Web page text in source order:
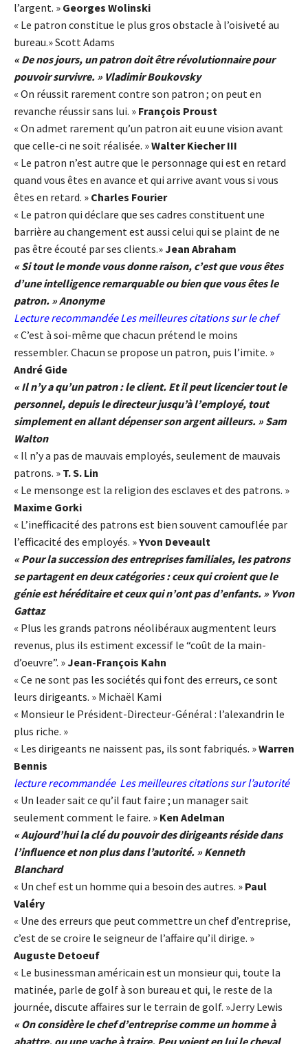
l’argent. » Georges Wolinski
« Le patron constitue le plus gros obstacle à l’oisiveté au
bureau.» Scott Adams
« De nos jours, un patron doit être révolutionnaire pour
pouvoir survivre. » Vladimir Boukovsky
« On réussit rarement contre son patron ; on peut en
revanche réussir sans lui. » François Proust
« On admet rarement qu’un patron ait eu une vision avant
que celle-ci ne soit réalisée. »Walter Kiecher III
« Le patron n’est autre que le personnage qui est en retard
quand vous êtes en avance et qui arrive avant vous si vous
êtes en retard. » Charles Fourier
« Le patron qui déclare que ses cadres constituent une
barrière au changement est aussi celui qui se plaint de ne
pas être écouté par ses clients.»Jean Abraham
« Si tout le monde vous donne raison, c’est que vous êtes
d’une intelligence remarquable ou bien que vous êtes le
patron. » Anonyme
Lecture recommandéeLes meilleures citations sur le chef
« C’est à soi-même que chacun prétend le moins
ressembler. Chacun se propose un patron, puis l’imite. »
André Gide
« Il n’y a qu’un patron : le client. Et il peut licencier tout le
personnel, depuis le directeur jusqu’à l’employé, tout
simplement en allant dépenser son argent ailleurs. » Sam
Walton
« Il n’y a pas de mauvais employés, seulement de mauvais
patrons. » T. S. Lin
« Le mensonge est la religion des esclaves et des patrons. »
Maxime Gorki
« L’inefficacité des patrons est bien souvent camouflée par
l’efficacité des employés. »Yvon Deveault
« Pour la succession des entreprises familiales, les patrons
se partagent en deux catégories : ceux qui croient que le
génie est héréditaire et ceux qui n’ont pas d’enfants. » Yvon
Gattaz
« Plus les grands patrons néolibéraux augmentent leurs
revenus, plus ils estiment excessif le “coût de la main-
d’oeuvre”. »Jean-François Kahn
« Ce ne sont pas les sociétés qui font des erreurs, ce sont
leurs dirigeants. » Michaël Kami
« Monsieur le Président-Directeur-Général : l’alexandrin le
plus riche. »
« Les dirigeants ne naissent pas, ils sont fabriqués. »Warren
Bennis
lecture recommandée Les meilleures citations sur l’autorité
« Un leader sait ce qu’il faut faire ; un manager sait
seulement comment le faire. » Ken Adelman
« Aujourd’hui la clé du pouvoir des dirigeants réside dans
l’influence et non plus dans l’autorité. » Kenneth
Blanchard
« Un chef est un homme qui a besoin des autres. » Paul
Valéry
« Une des erreurs que peut commettre un chef d’entreprise,
c’est de se croire le seigneur de l’affaire qu’il dirige. »
Auguste Detoeuf
« Le businessman américain est un monsieur qui, toute la
matinée, parle de golf à son bureau et qui, le reste de la
journée, discute affaires sur le terrain de golf. »Jerry Lewis
« On considère le chef d’entreprise comme un homme à